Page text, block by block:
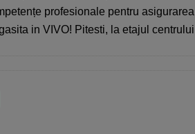
profesionale pentru
in VIVO! Pitesti, la etajul